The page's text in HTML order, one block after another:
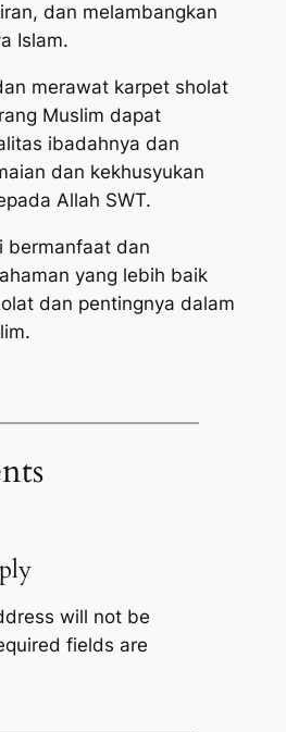
dan melambangkan
Islam.
merawat karpet sholat
Muslim dapat
ibadahnya dan
dan kekhusyukan
Allah SWT.
bermanfaat dan
yang lebih baik
dan pentingnya dalam
will not be
fields are